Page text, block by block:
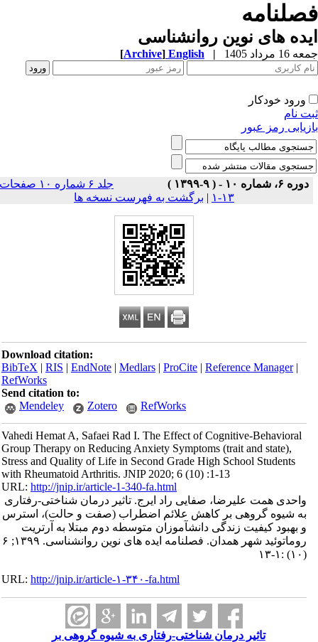
های نوین روانشناسی
مرداد 1405 |
English
[Archive]
ورود خودکار
نام
رمز عبور
دوره ۶، شماره ۱۰ - ( ۹-۱۳۹۹ )
جلد ۶ شماره ۱۰ صفحات
۱۳-۱
| برگشت به فهرست نسخه ها
Download citation:
BibTeX|RIS|EndNote|Medlars|ProCite|Reference Manager
RefWorks
Send citation to:
Mendeley
Zotero RefWorks
Vahedi Hemat A, Safaei Rad I. The Effect of Cognitive-Behavioral
Group Therapy on Reducing Anxiety Symptoms (trait and state),
Stress and Quality of Life in Second Grade High School Students
with Rheumatoid Arthritis. JNIP 2020; 6 (10) :1-13
URL:http://jnip.ir/article-1-340-fa.html
واحدی همت علیرضا، صفایی راد ایرج. تاثیر درمان شناختی-رفتاری
به شیوه گروهی بر کاهش علائم اضطراب (صفت و حالت)، استرس
و بهبود کیفیت زندگی دانشآموزان متوسطه دوم مبتلا به آرتریت
روماتوئید شهر همدان. فصلنامه ایده های نوین روانشناسی. ۱۳۹۹; ۶
URL:http://jnip.ir/article-۱-۳۴۰-fa.html
تاثیر درمان شناختی-رفتاری به شیوه گروهی بر